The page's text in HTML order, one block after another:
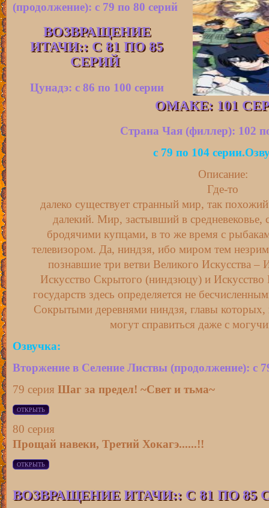
(продолжение): с 79 по 80 серий
ВОЗВРАЩЕНИЕ
ИТАЧИ:: С 81 ПО 85
СЕРИЙ
Цунадэ: с 86 по 100 серии
ОМАКЕ: 101
Страна Чая (филлер): 102
с 79 по 104 серии.
Описание:
Где-то
далеко существует странный мир, так
далекий. Мир, застывший в
бродячими купцами, в то же время с
телевизором. Да, ниндзя, ибо миром тем
познавшие три ветви Великого Искусства –
Искусство Скрытого (ниндзюцу) и
государств здесь определяется не
Сокрытыми деревнями ниндзя, главы которых,
могут справиться даже с
Озвучка:
Вторжение в Селение Листвы (продолжение): с
79 серия Шаг за предел! ~Свет и тьма~
80 серия
Прощай навеки, Третий Хокагэ......!!
ВОЗВРАЩЕНИЕ ИТАЧИ:: С 81 ПО 85